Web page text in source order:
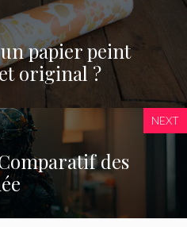
papier peint
original ?
NEXT
des